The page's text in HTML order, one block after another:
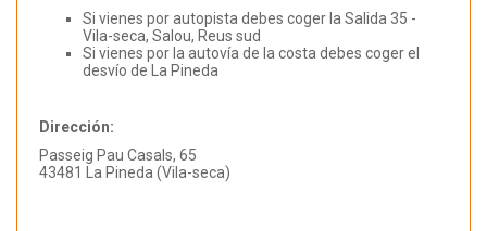
Si vienes por autopista debes coger la Salida 35 -
Vila-seca, Salou, Reus sud
Si vienes por la autovía de la costa debes coger el
desvío de La Pineda
Dirección:
Passeig Pau Casals, 65
43481 La Pineda (Vila-seca)